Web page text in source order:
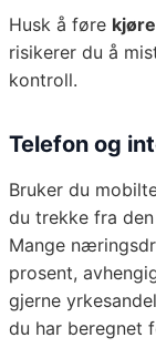
Husk å føre
risikerer du å
kontroll.
Telefon og
Bruker du
du trekke fra
Mange
prosent,
gjerne
du har beregnet